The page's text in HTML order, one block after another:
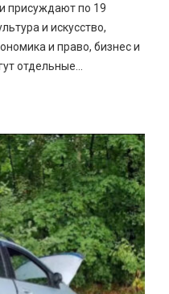
присуждают по 19
и искусство,
и право, бизнес и
отдельные...